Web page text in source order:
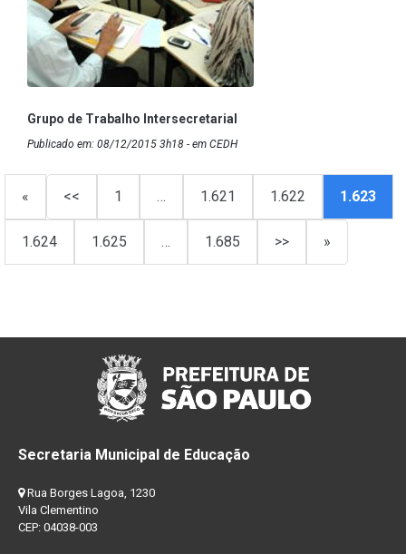
Grupo de Trabalho Intersecretarial
Publicado em: 08/12/2015 3h18 - em CEDH
« << 1 … 1.621 1.622 1.623
1.624 1.625 … 1.685 >> »
Secretaria Municipal de Educação
Rua Borges Lagoa, 1230
Vila Clementino
CEP: 04038-003